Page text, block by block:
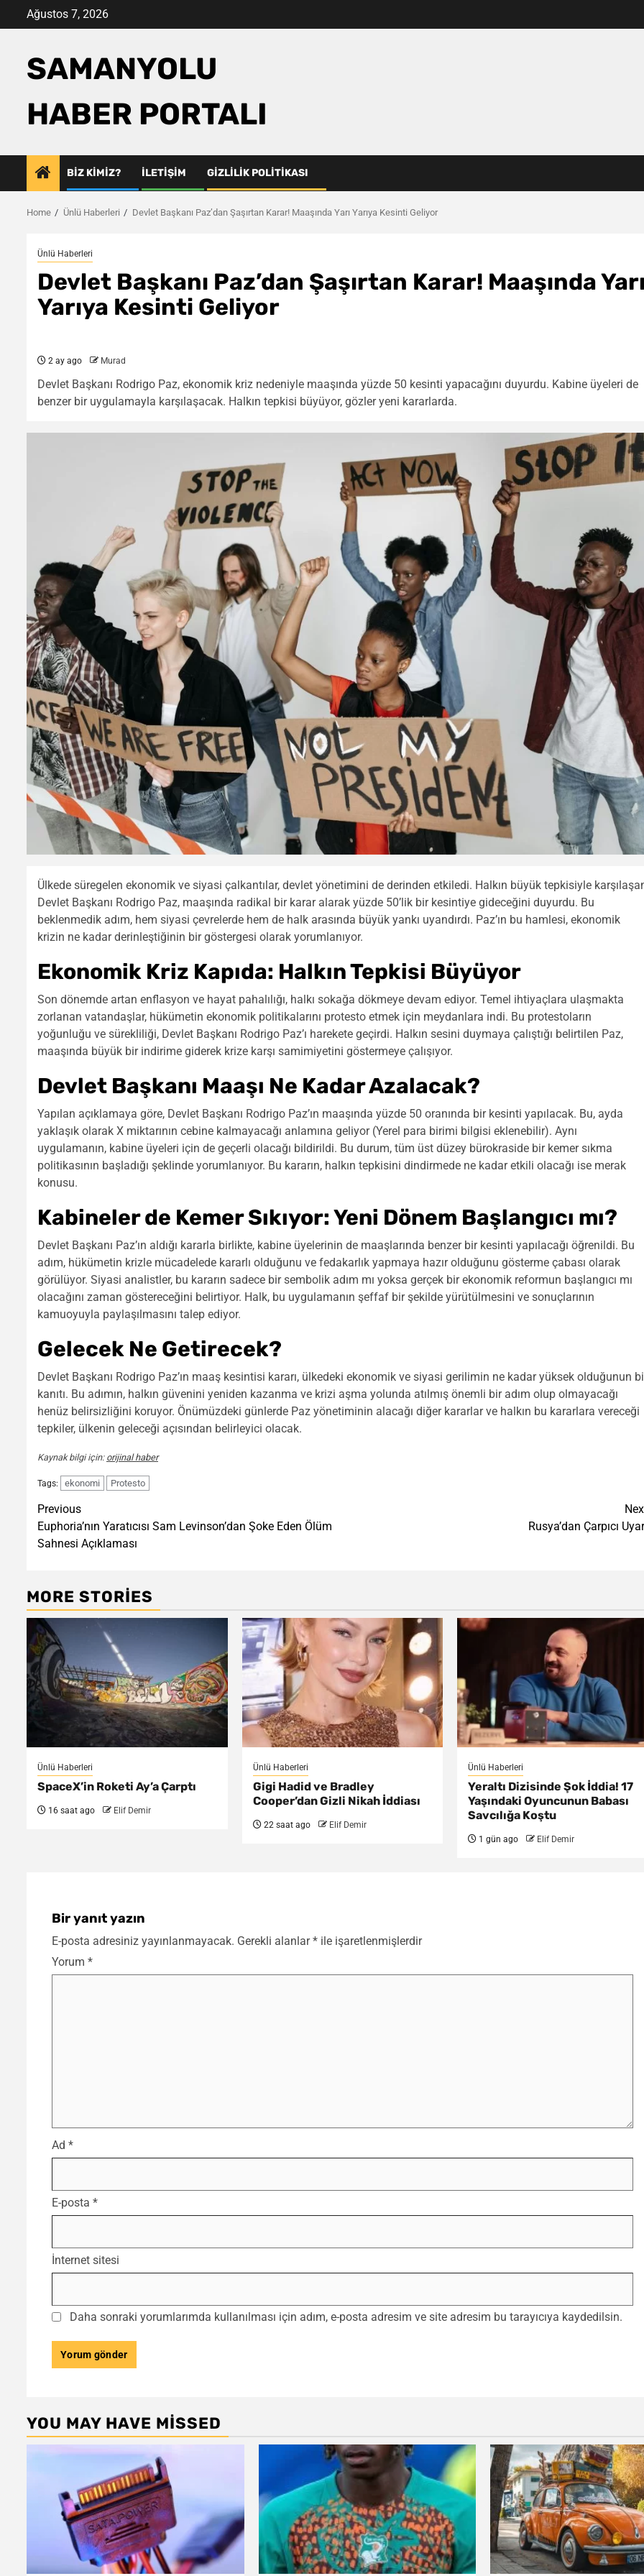
Ağustos 7, 2026
SAMANYOLU
HABER PORTALI
BIZ KIMIZ? İLETIŞIM GIZLILIK POLITIKASI
Home Ünlü Haberleri Devlet Başkanı Paz’dan Şaşırtan Karar! Maaşında Yarı Yarıya Kesinti Geliyor
Ünlü Haberleri
Devlet Başkanı Paz’dan Şaşırtan Karar! Maaşında Yarı
Yarıya Kesinti Geliyor
2 ay ago Murad
Devlet Başkanı Rodrigo Paz, ekonomik kriz nedeniyle maaşında yüzde 50 kesinti yapacağını duyurdu. Kabine üyeleri de
benzer bir uygulamayla karşılaşacak. Halkın tepkisi büyüyor, gözler yeni kararlarda.
Ülkede süregelen ekonomik ve siyasi çalkantılar, devlet yönetimini de derinden etkiledi. Halkın büyük tepkisiyle
Devlet Başkanı Rodrigo Paz, maaşında radikal bir karar alarak yüzde 50’lik bir kesintiye gideceğini duyurdu. Bu
beklenmedik adım, hem siyasi çevrelerde hem de halk arasında büyük yankı uyandırdı. Paz’ın bu hamlesi, ekonomik
krizin ne kadar derinleştiğinin bir göstergesi olarak yorumlanıyor.
Ekonomik Kriz Kapıda: Halkın Tepkisi Büyüyor
Son dönemde artan enflasyon ve hayat pahalılığı, halkı sokağa dökmeye devam ediyor. Temel ihtiyaçlara ulaşmakta
zorlanan vatandaşlar, hükümetin ekonomik politikalarını protesto etmek için meydanlara indi. Bu protestoların
yoğunluğu ve sürekliliği, Devlet Başkanı Rodrigo Paz’ı harekete geçirdi. Halkın sesini duymaya çalıştığı belirtilen Paz,
maaşında büyük bir indirime giderek krize karşı samimiyetini göstermeye çalışıyor.
Devlet Başkanı Maaşı Ne Kadar Azalacak?
Yapılan açıklamaya göre, Devlet Başkanı Rodrigo Paz’ın maaşında yüzde 50 oranında bir kesinti yapılacak. Bu, ayda
yaklaşık olarak X miktarının cebine kalmayacağı anlamına geliyor (Yerel para birimi bilgisi eklenebilir). Aynı
uygulamanın, kabine üyeleri için de geçerli olacağı bildirildi. Bu durum, tüm üst düzey bürokraside bir kemer sıkma
politikasının başladığı şeklinde yorumlanıyor. Bu kararın, halkın tepkisini dindirmede ne kadar etkili olacağı ise merak
konusu.
Kabineler de Kemer Sıkıyor: Yeni Dönem Başlangıcı mı?
Devlet Başkanı Paz’ın aldığı kararla birlikte, kabine üyelerinin de maaşlarında benzer bir kesinti yapılacağı öğrenildi. Bu
adım, hükümetin krizle mücadelede kararlı olduğunu ve fedakarlık yapmaya hazır olduğunu gösterme çabası olarak
görülüyor. Siyasi analistler, bu kararın sadece bir sembolik adım mı yoksa gerçek bir ekonomik reformun başlangıcı mı
olacağını zaman göstereceğini belirtiyor. Halk, bu uygulamanın şeffaf bir şekilde yürütülmesini ve sonuçlarının
kamuoyuyla paylaşılmasını talep ediyor.
Gelecek Ne Getirecek?
Devlet Başkanı Rodrigo Paz’ın maaş kesintisi kararı, ülkedeki ekonomik ve siyasi gerilimin ne kadar yüksek olduğunun
kanıtı. Bu adımın, halkın güvenini yeniden kazanma ve krizi aşma yolunda atılmış önemli bir adım olup olmayacağı
henüz belirsizliğini koruyor. Önümüzdeki günlerde Paz yönetiminin alacağı diğer kararlar ve halkın bu kararlara vereceği
tepkiler, ülkenin geleceği açısından belirleyici olacak.
Kaynak bilgi için: orijinal haber
Tags: ekonomi Protesto
Post
navigation
Previous
Euphoria’nın Yaratıcısı Sam Levinson’dan Şoke Eden Ölüm
Sahnesi Açıklaması
Rusya’dan Çarpıcı
MORE STORIES
Ünlü Haberleri
SpaceX’in Roketi Ay’a Çarptı
16 saat ago Elif Demir
Ünlü Haberleri
Gigi Hadid ve Bradley
Cooper’dan Gizli Nikah İddiası
22 saat ago Elif Demir
Ünlü Haberleri
Yeraltı Dizisinde Şok İddia! 17
Yaşındaki Oyuncunun Babası
Savcılığa Koştu
1 gün ago Elif Demir
Bir yanıt yazın
E-posta adresiniz yayınlanmayacak. Gerekli alanlar* ile işaretlenmişlerdir
Yorum *
Ad *
E-posta *
İnternet sitesi
Daha sonraki yorumlarımda kullanılması için adım, e-posta adresim ve site adresim bu tarayıcıya kaydedilsin.
YOU MAY HAVE MISSED